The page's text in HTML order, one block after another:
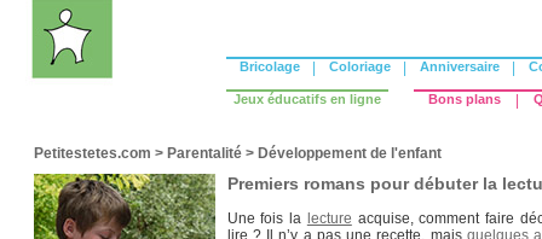
Bricolage Coloriage Anniversaire
Jeux éducatifs en ligne Bons plans
Petitestetes.com > Parentalité > Développement de l'enfant
Premiers romans pour débuter la
Une fois la lecture acquise, comment faire
lire ? Il n’y a pas une recette, mais quelques